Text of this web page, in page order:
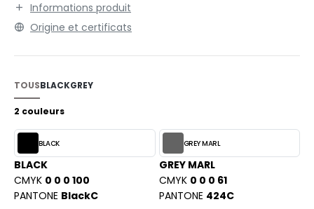
SHOPPING
VETEMENTS
- BLANKS
Informations produit
Origine et certificats
TOUSBLACKGREY
2 couleurs
BLACK
BLACK
CMYK 0 0 0 100
PANTONE BlackC
GREY MARL
GREY MARL
CMYK 0 0 0 61
PANTONE 424C